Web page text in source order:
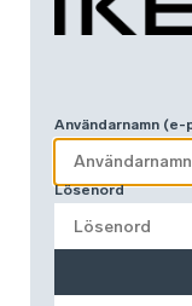
Användarnamn
Lösenord